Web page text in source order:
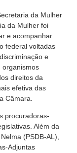
da Mulher
da Mulher foi
e acompanhar
federal voltadas
e
organismos
direitos da
efetiva das
Câmara.
procuradoras-
Além da
(PSDB-AL),
Adjuntas